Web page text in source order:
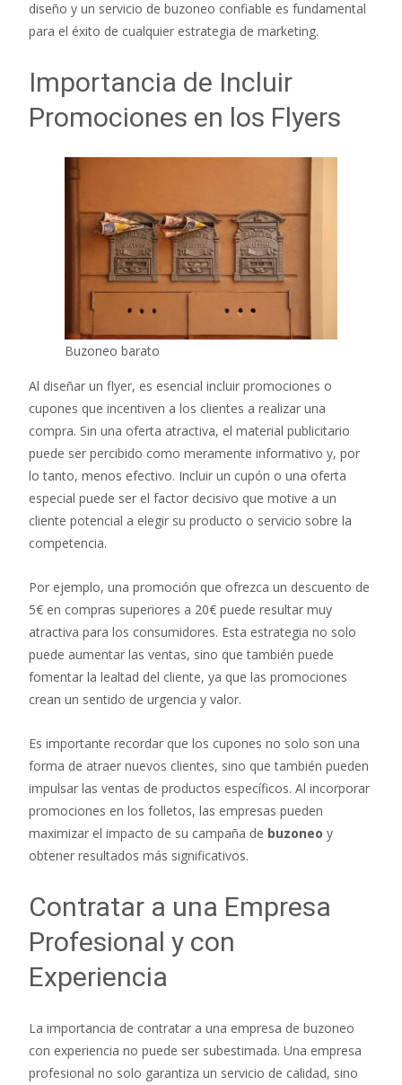
diseño y un servicio de buzoneo confiable es fundamental
para el éxito de cualquier estrategia de marketing.
Importancia de Incluir
Promociones en los Flyers
Buzoneo barato
Al diseñar un flyer, es esencial incluir promociones o
cupones que incentiven a los clientes a realizar una
compra. Sin una oferta atractiva, el material publicitario
puede ser percibido como meramente informativo y, por
lo tanto, menos efectivo. Incluir un cupón o una oferta
especial puede ser el factor decisivo que motive a un
cliente potencial a elegir su producto o servicio sobre la
competencia.
Por ejemplo, una promoción que ofrezca un descuento de
5€ en compras superiores a 20€ puede resultar muy
atractiva para los consumidores. Esta estrategia no solo
puede aumentar las ventas, sino que también puede
fomentar la lealtad del cliente, ya que las promociones
crean un sentido de urgencia y valor.
Es importante recordar que los cupones no solo son una
forma de atraer nuevos clientes, sino que también pueden
impulsar las ventas de productos específicos. Al incorporar
promociones en los folletos, las empresas pueden
maximizar el impacto de su campaña de buzoneo y
obtener resultados más significativos.
Contratar a una Empresa
Profesional y con
Experiencia
La importancia de contratar a una empresa de buzoneo
con experiencia no puede ser subestimada. Una empresa
profesional no solo garantiza un servicio de calidad, sino